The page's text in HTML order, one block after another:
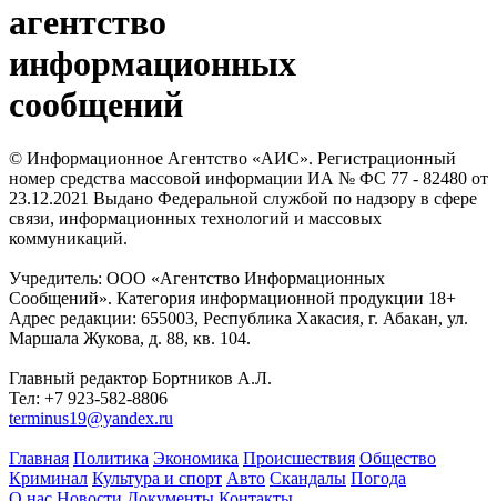
агентство
информационных
сообщений
© Информационное Агентство «АИС». Регистрационный
номер средства массовой информации ИА № ФС 77 - 82480 от
23.12.2021 Выдано Федеральной службой по надзору в сфере
связи, информационных технологий и массовых
коммуникаций.
Учредитель: ООО «Агентство Информационных
Сообщений». Категория информационной продукции 18+
Адрес редакции: 655003, Республика Хакасия, г. Абакан, ул.
Маршала Жукова, д. 88, кв. 104.
Главный редактор Бортников А.Л.
Тел: +7 923-582-8806
terminus19@yandex.ru
Главная Политика Экономика Происшествия Общество
Криминал Культура и спорт Авто Скандалы Погода